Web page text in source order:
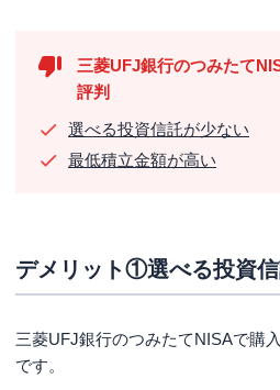
三菱UFJ銀行のつみたて
評判
選べる投資信託が少ない
最低積立金額が高い
デメリット①選べる投資
三菱UFJ銀行のつみたてNISAで購
です。